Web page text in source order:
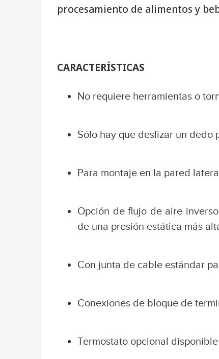
procesamiento de alimentos y
CARACTERÍSTICAS
No requiere herramientas o
Sólo hay que deslizar un dedo
Para montaje en la pared
Opción de flujo de aire
de una presión estática más
Con junta de cable estándar
Conexiones de bloque de
Termostato opcional